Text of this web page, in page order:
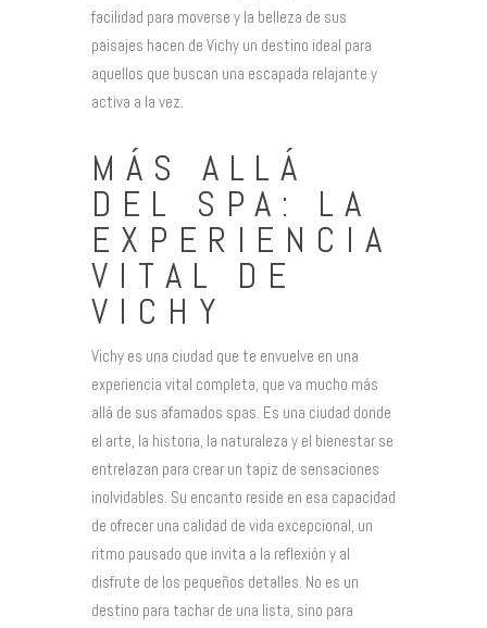
facilidad para moverse y la belleza de sus
paisajes hacen de Vichy un destino ideal para
aquellos que buscan una escapada relajante y
activa a la vez.
MÁS ALLÁ
DEL SPA: LA
EXPERIENCIA
VITAL DE
VICHY
Vichy es una ciudad que te envuelve en una
experiencia vital completa, que va mucho más
allá de sus afamados spas. Es una ciudad donde
el arte, la historia, la naturaleza y el bienestar se
entrelazan para crear un tapiz de sensaciones
inolvidables. Su encanto reside en esa capacidad
de ofrecer una calidad de vida excepcional, un
ritmo pausado que invita a la reflexión y al
disfrute de los pequeños detalles. No es un
destino para tachar de una lista, sino para